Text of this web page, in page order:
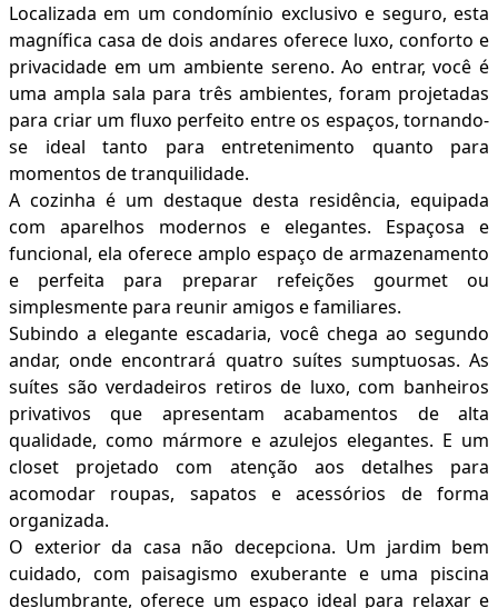
Localizada em um condomínio exclusivo e seguro, esta
magnífica casa de dois andares oferece luxo, conforto e
privacidade em um ambiente sereno. Ao entrar, você é
uma ampla sala para três ambientes, foram projetadas
para criar um fluxo perfeito entre os espaços, tornando-
se ideal tanto para entretenimento quanto para
momentos de tranquilidade.
A cozinha é um destaque desta residência, equipada
com aparelhos modernos e elegantes. Espaçosa e
funcional, ela oferece amplo espaço de armazenamento
e perfeita para preparar refeições gourmet ou
simplesmente para reunir amigos e familiares.
Subindo a elegante escadaria, você chega ao segundo
andar, onde encontrará quatro suítes sumptuosas. As
suítes são verdadeiros retiros de luxo, com banheiros
privativos que apresentam acabamentos de alta
qualidade, como mármore e azulejos elegantes. E um
closet projetado com atenção aos detalhes para
acomodar roupas, sapatos e acessórios de forma
organizada.
O exterior da casa não decepciona. Um jardim bem
cuidado, com paisagismo exuberante e uma piscina
deslumbrante, oferece um espaço ideal para relaxar e